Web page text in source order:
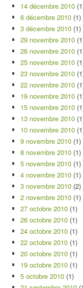
14 décembre 2010
6 décembre 2010 (1)
3 décembre 2010 (1)
29 novembre 2010
26 novembre 2010
25 novembre 2010
23 novembre 2010
22 novembre 2010
19 novembre 2010
15 novembre 2010
13 novembre 2010
10 novembre 2010
9 novembre 2010 (1)
8 novembre 2010 (1)
5 novembre 2010 (1)
4 novembre 2010 (1)
3 novembre 2010 (2)
2 novembre 2010 (1)
27 octobre 2010 (1)
26 octobre 2010 (1)
24 octobre 2010 (1)
22 octobre 2010 (1)
20 octobre 2010 (1)
19 octobre 2010 (1)
5 octobre 2010 (1)